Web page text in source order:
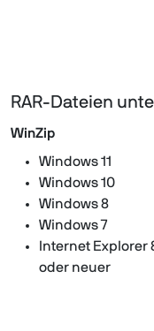
RAR-Dateien
WinZip
Windows 11
Windows 10
Windows 8
Windows 7
Internet Explorer
oder neuer